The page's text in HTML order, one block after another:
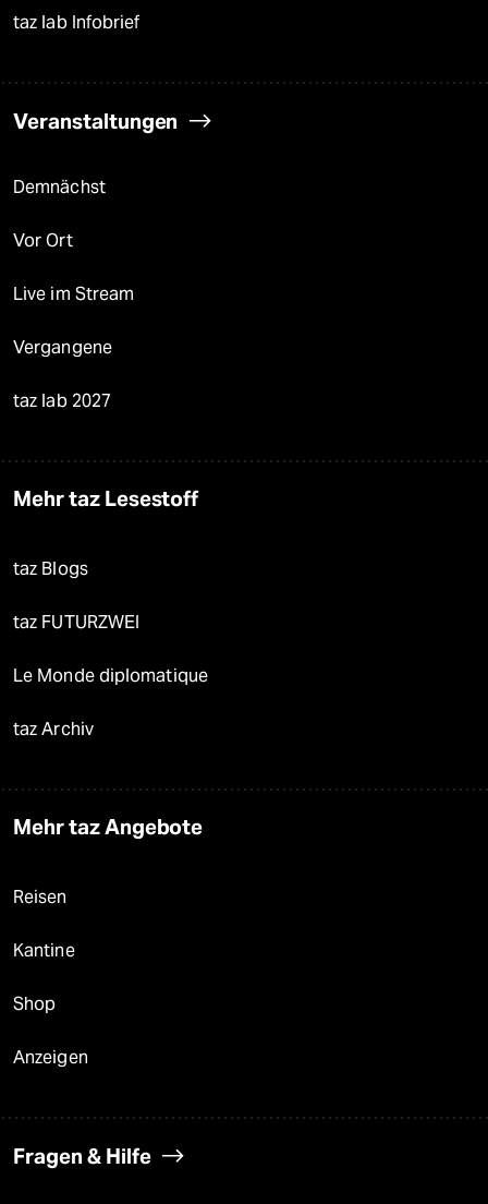
taz lab Infobrief
Veranstaltungen
Demnächst
Vor Ort
Live im Stream
Vergangene
taz lab 2027
Mehr taz Lesestoff
taz Blogs
taz FUTURZWEI
Le Monde diplomatique
taz Archiv
Mehr taz Angebote
Reisen
Kantine
Shop
Anzeigen
Fragen & Hilfe